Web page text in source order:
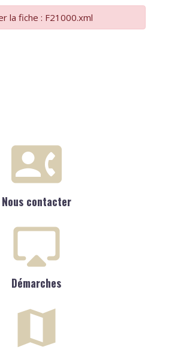
la fiche : F21000.xml
Nous contacter
Démarches